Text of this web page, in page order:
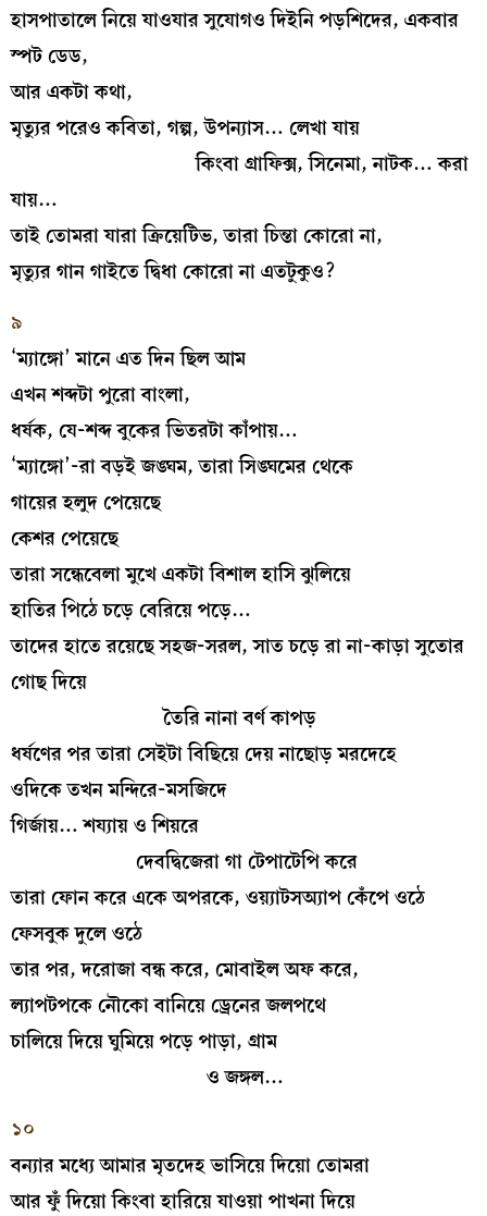
হাসপাতালে নিয়ে যাওযার সুযোগও দিইনি পড়শিদের, একবার
স্পট ডেড,
আর একটা কথা,
মৃত্যুর পরেও কবিতা, গল্প, উপন্যাস… লেখা যায়
কিংবা গ্রাফিক্স, সিনেমা, নাটক… করা
যায়…
তাই তোমরা যারা ক্রিয়েটিভ, তারা চিন্তা কোরো না,
মৃত্যুর গান গাইতে দ্বিধা কোরো না এতটুকুও?
৯
‘ম্যাঙ্গো’ মানে এত দিন ছিল আম
এখন শব্দটা পুরো বাংলা,
ধর্ষক, যে-শব্দ বুকের ভিতরটা কাঁপায়…
‘ম্যাঙ্গো’-রা বড়ই জঙ্ঘম, তারা সিঙ্ঘমের থেকে
গায়ের হলুদ পেয়েছে
কেশর পেয়েছে
তারা সন্ধেবেলা মুখে একটা বিশাল হাসি ঝুলিয়ে
হাতির পিঠে চড়ে বেরিয়ে পড়ে…
তাদের হাতে রয়েছে সহজ-সরল, সাত চড়ে রা না-কাড়া সুতোর
গোছ দিয়ে
তৈরি নানা বর্ণ কাপড়
ধর্ষণের পর তারা সেইটা বিছিয়ে দেয় নাছোড় মরদেহে
ওদিকে তখন মন্দিরে-মসজিদে
গির্জায়… শয্যায় ও শিয়রে
দেবদ্বিজেরা গা টেপাটেপি করে
তারা ফোন করে একে অপরকে, ওয়্যাটসঅ্যাপ কেঁপে ওঠে
ফেসবুক দুলে ওঠে
তার পর, দরোজা বন্ধ করে, মোবাইল অফ করে,
ল্যাপটপকে নৌকো বানিয়ে ড্রেনের জলপথে
চালিয়ে দিয়ে ঘুমিয়ে পড়ে পাড়া, গ্রাম
ও জঙ্গল…
১০
বন্যার মধ্যে আমার মৃতদেহ ভাসিয়ে দিয়ো তোমরা
আর ফুঁ দিয়ো কিংবা হারিয়ে যাওয়া পাখনা দিয়ে